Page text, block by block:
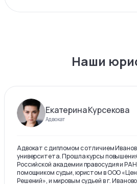
Наши
Екатерина Курсекова
Адвокат
Адвокат с дипломом с отличием
университета. Прошла курсы
Российской академии правосудия и
помощником судьи, юристом в ООО
Решений», и мировым судьей в г. Иваново